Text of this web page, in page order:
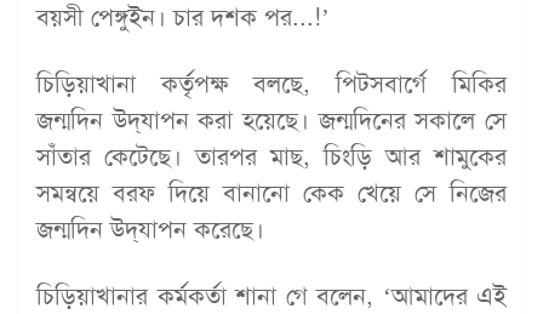
বয়সী পেঙ্গুইন। চার দশক পর...!’
চিড়িয়াখানা কর্তৃপক্ষ বলছে, পিটসবার্গে মিকির
জন্মদিন উদ্‌যাপন করা হয়েছে। জন্মদিনের সকালে সে
সাঁতার কেটেছে। তারপর মাছ, চিংড়ি আর শামুকের
সমন্বয়ে বরফ দিয়ে বানানো কেক খেয়ে সে নিজের
জন্মদিন উদ্‌যাপন করেছে।
চিড়িয়াখানার কর্মকর্তা শানা গে বলেন, ‘আমাদের এই